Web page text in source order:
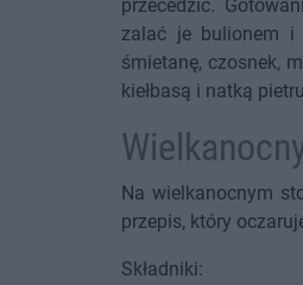
przecedzić.
zalać je bulionem i
śmietanę, czosnek,
kiełbasą i natką
Na wielkanocnym
przepis, który
Składniki: